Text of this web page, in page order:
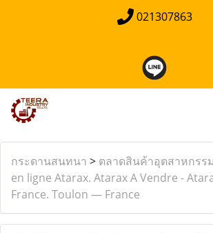
021307863
กระดานสนทนา > ตลาดสินค้าอุตสาหกรร
en ligne Atarax. Atarax A Vendre -
France. Toulon — France